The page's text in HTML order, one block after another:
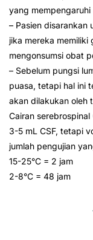
yang mempengaruhi
– Pasien
jika mereka
mengonsumsi obat
– Sebelum pungsi
puasa, tetapi hal ini
akan dilakukan oleh
Cairan
3-5 mL CSF, tetapi
jumlah pengujian
15-25°C = 2 jam
2-8°C = 48 jam